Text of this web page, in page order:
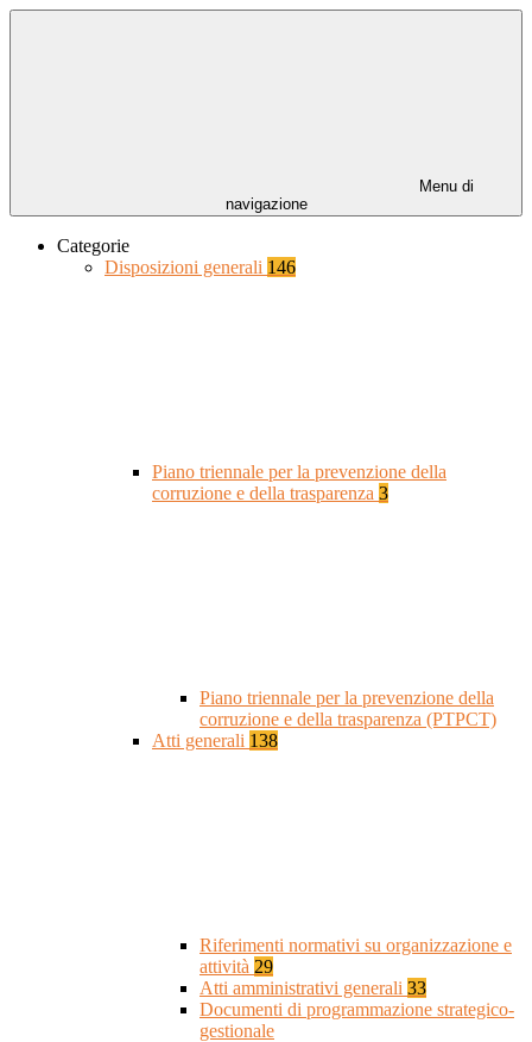
Menu di
navigazione
Categorie
Disposizioni generali 146
Piano triennale per la prevenzione della
corruzione e della trasparenza 3
Piano triennale per la prevenzione della
corruzione e della trasparenza (PTPCT)
Atti generali 138
Riferimenti normativi su organizzazione e
attività 29
Atti amministrativi generali 33
Documenti di programmazione strategico-
gestionale